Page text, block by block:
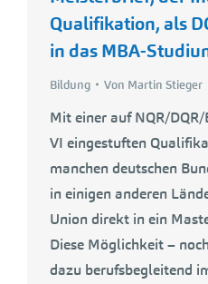
Qualifikation, als
in das MBA-
Bildung Von Martin Stieger
Mit einer auf NQR/DQR/
VI eingestuften
manchen deutschen
in einigen anderen
Union direkt in ein
Diese Möglichkeit – noch
dazu berufsbegleitend